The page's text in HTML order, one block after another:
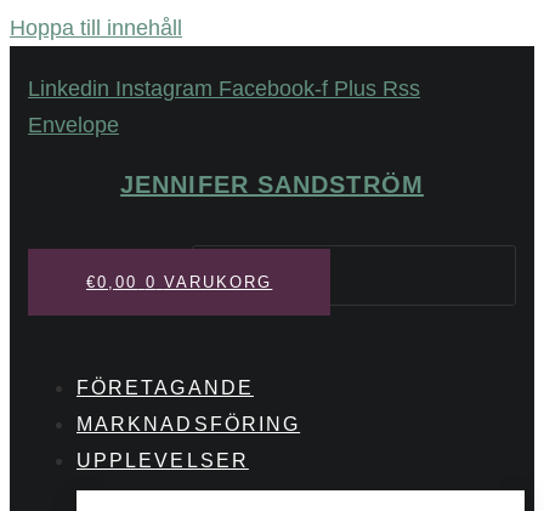
Hoppa till innehåll
Linkedin Instagram Facebook-f Plus Rss
Envelope
JENNIFER SANDSTRÖM
Sök
€0,00 0 VARUKORG
FÖRETAGANDE
MARKNADSFÖRING
UPPLEVELSER